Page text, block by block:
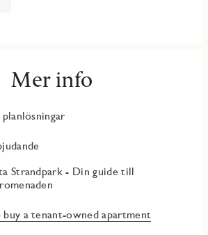
Mer info
Strandpark - Din guide till
a tenant-owned apartment